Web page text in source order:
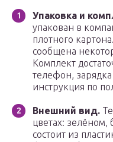
Упаковка и
упакован в
плотного
сообщена
Комплект
телефон,
инструкция по
Внешний вид.
цветах:
состоит из